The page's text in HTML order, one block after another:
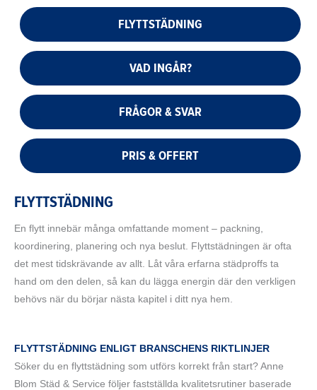
FLYTTSTÄDNING
VAD INGÅR?
FRÅGOR & SVAR
PRIS & OFFERT
FLYTTSTÄDNING
En flytt innebär många omfattande moment – packning,
koordinering, planering och nya beslut. Flyttstädningen är ofta
det mest tidskrävande av allt. Låt våra erfarna städproffs ta
hand om den delen, så kan du lägga energin där den verkligen
behövs när du börjar nästa kapitel i ditt nya hem.
FLYTTSTÄDNING ENLIGT BRANSCHENS RIKTLINJER
Söker du en flyttstädning som utförs korrekt från start? Anne
Blom Städ & Service följer fastställda kvalitetsrutiner baserade